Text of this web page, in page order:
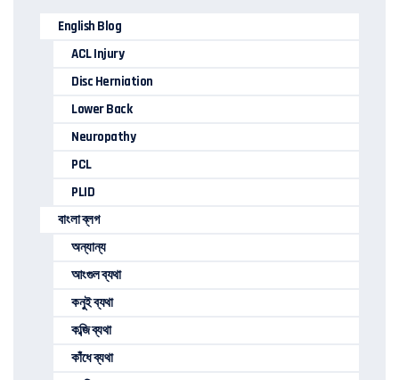
English Blog
ACL Injury
Disc Herniation
Lower Back
Neuropathy
PCL
PLID
বাংলা ব্লগ
অন্যান্য
আংগুল ব্যথা
কনুই ব্যথা
কব্জি ব্যথা
কাঁধে ব্যথা